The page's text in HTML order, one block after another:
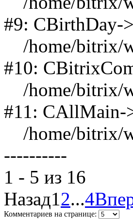
#9: CBirthDay-
/home/bitrix/
#10:
/home/bitrix/
#11: CAllMain-
/home/bitrix/
----------
1 - 5 из 16
Назад12...4
Комментариев на странице: